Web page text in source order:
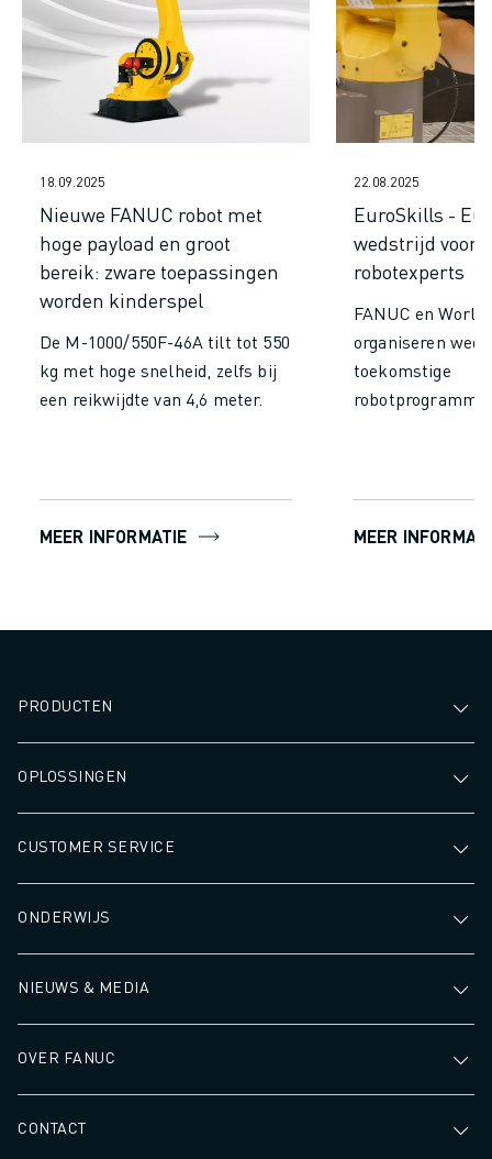
TECHNISCHE ONDERSTEUNING REMOTE
SPARE PARTS
REVISIE
DIGITALE SERVICE TOOLS
OPLEIDING & ONDERWIJS
FANUC ACADEMY
OPLOSSINGEN VOOR INDUSTRIEËN
OPLOSSINGEN VOOR HET ONDERWIJS
WORLDSKILLS & JONG TALENT
NIEUWS & MEDIA
NIEUWS & MEDIA
EVENEMENTEN
OVER FANUC
FANUC IN EUROPA
CONTACT
COLOFON
18.09.2025
Nieuwe FANUC robot met
hoge payload en groot
bereik: zware toepassingen
worden kinderspel
De M-1000/550F-46A tilt tot 550
kg met hoge snelheid, zelfs bij
een reikwijdte van 4,6 meter.
MEER INFORMATIE
22.08.2025
EuroSkills -
wedstrijd voor
robotexperts
FANUC en
organiseren
toekomstige
MEER
PRODUCTEN
OPLOSSINGEN
CUSTOMER SERVICE
ONDERWIJS
NIEUWS & MEDIA
OVER FANUC
CONTACT